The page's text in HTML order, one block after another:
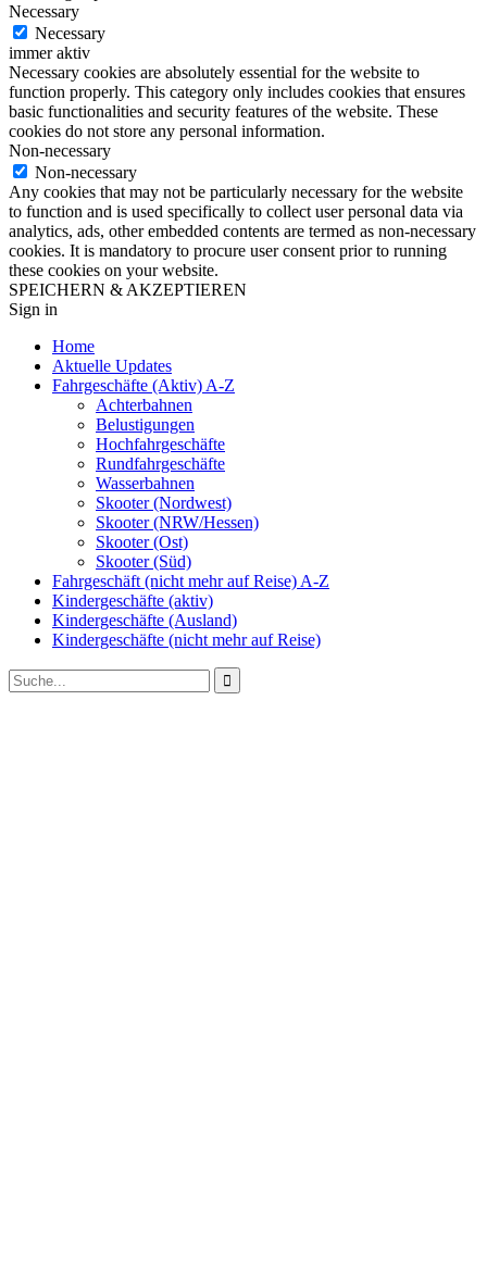
Necessary
Necessary
immer aktiv
Necessary cookies are absolutely essential for the website to
function properly. This category only includes cookies that ensures
basic functionalities and security features of the website. These
cookies do not store any personal information.
Non-necessary
Non-necessary
Any cookies that may not be particularly necessary for the website
to function and is used specifically to collect user personal data via
analytics, ads, other embedded contents are termed as non-necessary
cookies. It is mandatory to procure user consent prior to running
these cookies on your website.
SPEICHERN & AKZEPTIEREN
Sign in
Home
Aktuelle Updates
Fahrgeschäfte (Aktiv) A-Z
Achterbahnen
Belustigungen
Hochfahrgeschäfte
Rundfahrgeschäfte
Wasserbahnen
Skooter (Nordwest)
Skooter (NRW/Hessen)
Skooter (Ost)
Skooter (Süd)
Fahrgeschäft (nicht mehr auf Reise) A-Z
Kindergeschäfte (aktiv)
Kindergeschäfte (Ausland)
Kindergeschäfte (nicht mehr auf Reise)